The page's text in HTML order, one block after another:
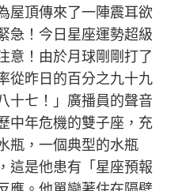
屋頂傳來了一陣震耳欲
急！今日星座運勢超級
意！由於月球剛剛打了
從昨日的百分之九十九
十七！」廣播員的聲音
中年危機的雙子座，充
瓶，一個典型的水瓶
這是他患有「星座預報